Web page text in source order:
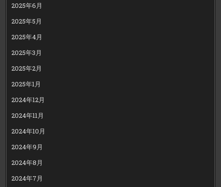
2025年6月
2025年5月
2025年4月
2025年3月
2025年2月
2025年1月
2024年12月
2024年11月
2024年10月
2024年9月
2024年8月
2024年7月